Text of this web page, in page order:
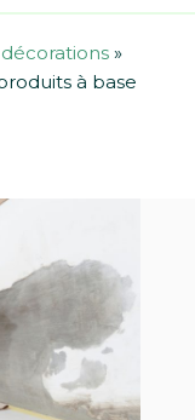
»
à base